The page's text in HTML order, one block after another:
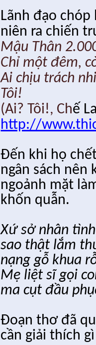
Lãnh đạo
niên ra chiến
Mậu Thân
Chỉ một đêm,
Ai chịu trách
Tôi!
(Ai? Tôi!, Chế
http://
Đến khi họ
ngân sách nên
ngoảnh mặt
khốn quẫn.
Xứ sở nhân tình
sao thật lắm
nạng gỗ khua
Mẹ liệt sĩ gọi
ma cụt đầu
Đoạn thơ đã
cần giải thích